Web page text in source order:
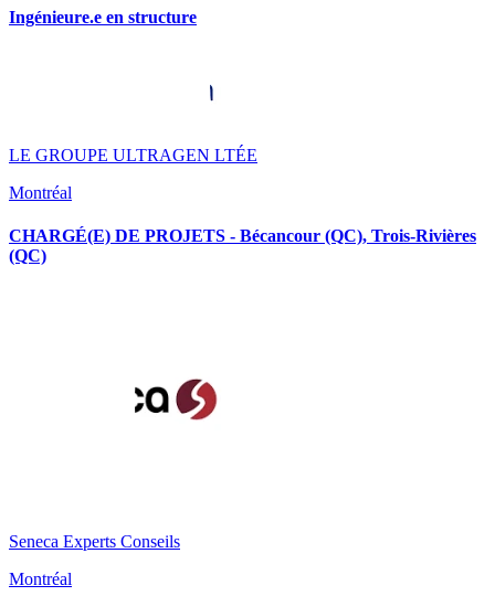
Ingénieure.e en structure
LE GROUPE ULTRAGEN LTÉE
Montréal
CHARGÉ(E) DE PROJETS - Bécancour (QC), Trois-Rivières
(QC)
Seneca Experts Conseils
Montréal